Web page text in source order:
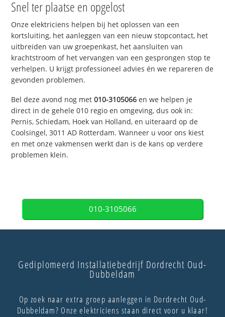
Snel ter plaatse en opgelost
Onze elektriciens helpen bij het oplossen van een
kortsluiting, het aanleggen van een nieuw stopcontact, het
uitbreiden van uw groepenkast, het aansluiten van
krachtstroom of het vervangen van een gesprongen stop te
verhelpen. U krijgt professioneel advies én we repareren de
gevonden problemen.
Bel deze avond nog met010-3105066 en we helpen je
direct in de gehele 010 regio en omgeving, dus ook in:
Pernis, Schiedam, Hoek van Holland, en uiteraard op de
Coolsingel, 3011 AD Rotterdam. Wanneer u voor ons kiest
en met onze vakmensen werkt dan is de kans op verdere
problemen klein.
010-3105066
Gediplomeerd Installatiebedrijf Dordrecht Oud-
Dubbeldam
Op zoek naar extra groep aanleggen in Dordrecht Oud-
Dubbeldam? Onze elektriciens staan direct voor u klaar!